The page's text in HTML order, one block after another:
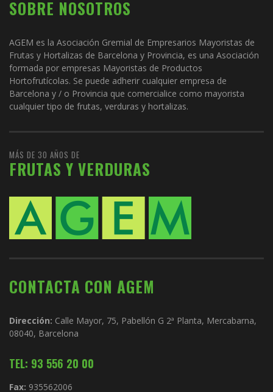
SOBRE NOSOTROS
AGEM es la Asociación Gremial de Empresarios Mayoristas de
Frutas y Hortalizas de Barcelona y Provincia, es una Asociación
formada por empresas Mayoristas de Productos
Hortofrutícolas. Se puede adherir cualquier empresa de
Barcelona y / o Provincia que comercialice como mayorista
cualquier tipo de frutas, verduras y hortalizas.
MÁS DE 30 AÑOS DE
FRUTAS Y VERDURAS
CONTACTA CON AGEM
Dirección: Calle Mayor, 75, Pabellón G 2ª Planta, Mercabarna,
08040, Barcelona
TEL: 93 556 20 00
Fax: 935562006